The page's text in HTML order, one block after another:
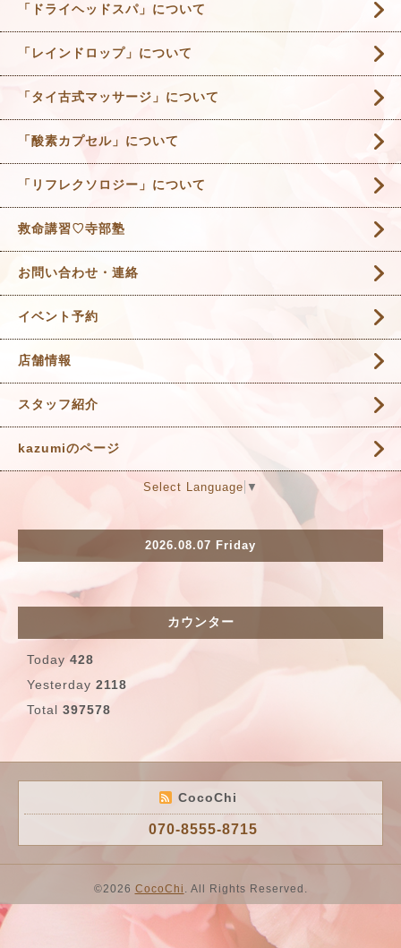
「ドライヘッドスパ」について
「レインドロップ」について
「タイ古式マッサージ」について
「酸素カプセル」について
「リフレクソロジー」について
救命講習♡寺部塾
お問い合わせ・連絡
イベント予約
店舗情報
スタッフ紹介
kazumiのページ
Select Language ▼
2026.08.07 Friday
カウンター
Today 428
Yesterday 2118
Total 397578
CocoChi
070-8555-8715
©2026 CocoChi . All Rights Reserved.